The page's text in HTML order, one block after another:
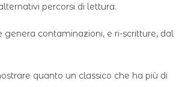
percorsi di lettura.
contaminazioni, e ri-scritture, dal
quanto un classico che ha più di